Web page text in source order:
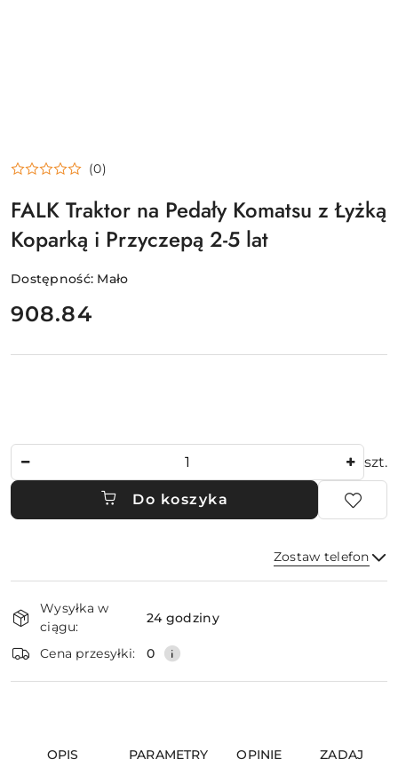
(0)
FALK Traktor na Pedały Komatsu z Łyżką
Koparką i Przyczepą 2-5 lat
Dostępność: Mało
cena:
908.84
szt.
Do koszyka
Zostaw telefon
i
dostawa
Wysyłka w
ciągu:
24 godziny
Cena przesyłki: 0
OPIS
PARAMETRY
OPINIE
ZADAJ